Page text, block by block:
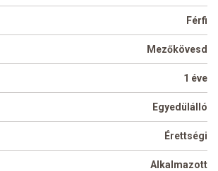
Férfi
Mezőkövesd
1 éve
Egyedülálló
Érettségi
Alkalmazott